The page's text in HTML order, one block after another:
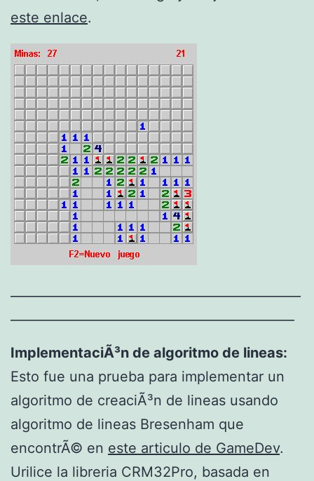
este enlace.
ImplementaciÃ³n de algoritmo de lineas:
Esto fue una prueba para implementar un
algoritmo de creaciÃ³n de lineas usando
algoritmo de lineas Bresenham que
encontrÃ© en este articulo de GameDev.
Urilice la libreria CRM32Pro, basada en